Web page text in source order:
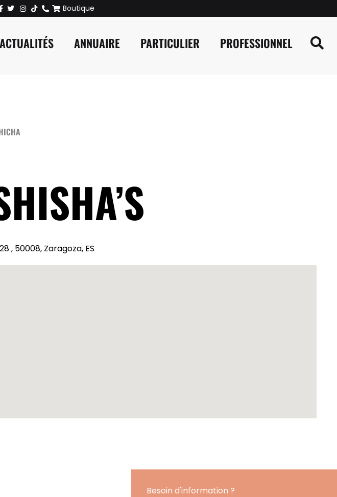
Boutique
ACTUALITÉS ANNUAIRE PARTICULIER PROFESSIONNEL
, 50008, Zaragoza, ES
Besoin d'information ?